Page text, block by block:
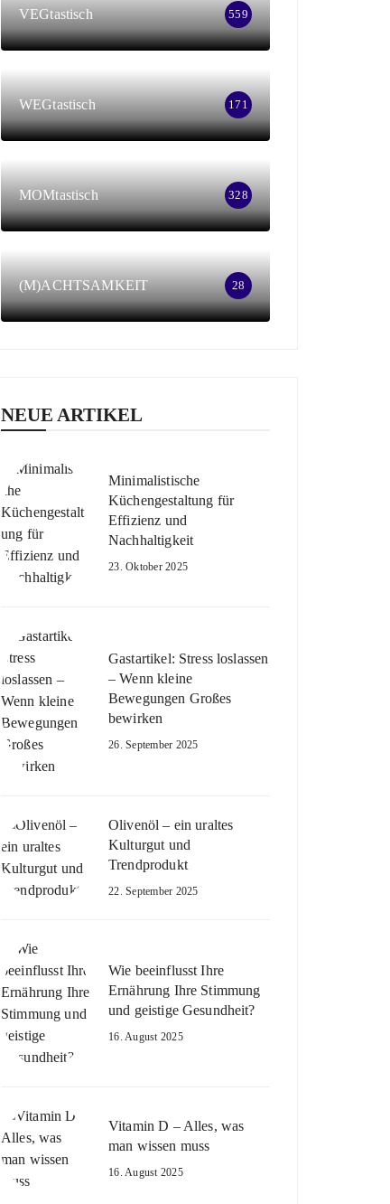
VEGtastisch 559
WEGtastisch 171
MOMtastisch 328
(M)ACHTSAMKEIT 28
NEUE ARTIKEL
Minimalistische
Küchengestaltung für
Effizienz und
Nachhaltigkeit
23. Oktober 2025
Gastartikel: Stress loslassen
– Wenn kleine
Bewegungen Großes
bewirken
26. September 2025
Olivenöl – ein uraltes
Kulturgut und
Trendprodukt
22. September 2025
Wie beeinflusst Ihre
Ernährung Ihre Stimmung
und geistige Gesundheit?
16. August 2025
Vitamin D – Alles, was
man wissen muss
16. August 2025